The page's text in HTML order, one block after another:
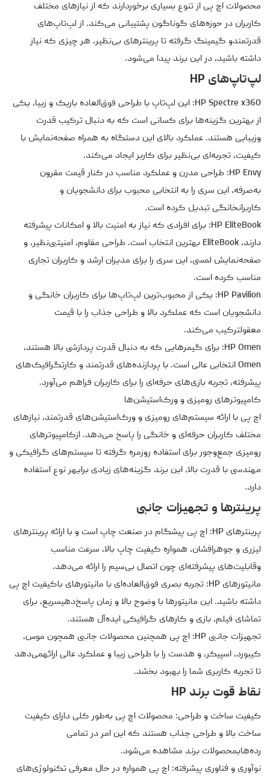
محصولات اچ پی از تنوع بسیاری برخوردارند که از نیازهای مختلف
کاربران در حوزه‌های گوناگون پشتیبانی می‌کند. از لپ‌تاپ‌های
قدرتمندو گیمینگ گرفته تا پرینترهای بی‌نظیر، هر چیزی که نیاز
داشته باشید، در این برند پیدا می‌شود.
لپ‌تاپ‌های HP
HP Spectre x360: این لپ‌تاپ با طراحی فوق‌العاده باریک و زیبا، یکی
از بهترین گزینه‌ها برای کسانی است که به دنبال ترکیب قدرت
وزیبایی هستند. عملکرد بالای این دستگاه به همراه صفحه‌نمایش با
کیفیت، تجربه‌ای بی‌نظیر برای کاربر ایجاد می‌کند.
HP Envy: طراحی مدرن و عملکرد مناسب در کنار قیمت مقرون
به‌صرفه، این سری را به انتخابی محبوب برای دانشجویان و
کاربرانخانگی تبدیل کرده است.
HP EliteBook: برای افرادی که نیاز به امنیت بالا و امکانات پیشرفته
دارند، EliteBook بهترین انتخاب است. طراحی مقاوم، امنیتبی‌نظیر، و
صفحه‌نمایش لمسی، این سری را برای مدیران ارشد و کاربران تجاری
مناسب کرده است.
HP Pavilion: یکی از محبوب‌ترین لپ‌تاپ‌ها برای کاربران خانگی و
دانشجویان است که عملکرد بالا و طراحی جذاب را با قیمت
معقولترکیب می‌کند.
HP Omen: برای گیمرهایی که به دنبال قدرت پردازشی بالا هستند،
Omen انتخابی عالی است. با پردازنده‌های قدرتمند و کارتگرافیک‌های
پیشرفته، تجربه بازی‌های حرفه‌ای را برای کاربران فراهم می‌آورد.
کامپیوترهای رومیزی و ورک‌استیشن‌ها
اچ پی با ارائه سیستم‌های رومیزی و ورک‌استیشن‌های قدرتمند، نیازهای
مختلف کاربران حرفه‌ای و خانگی را پاسخ می‌دهد. ازکامپیوترهای
رومیزی جمع‌وجور برای استفاده روزمره گرفته تا سیستم‌های گرافیکی و
مهندسی با قدرت بالا، این برند گزینه‌های زیادی برایهر نوع استفاده
دارد.
پرینترها و تجهیزات جانبی
پرینترهای HP: اچ پی پیشگام در صنعت چاپ است و با ارائه پرینترهای
لیزری و جوهرافشان، همواره کیفیت چاپ بالا، سرعت مناسب
وقابلیت‌های پیشرفته‌ای چون اتصال بی‌سیم را ارائه می‌دهد.
مانیتورهای HP: تجربه بصری فوق‌العاده‌ای با مانیتورهای باکیفیت اچ پی
داشته باشید. این مانیتورها با وضوح بالا و زمان پاسخ‌دهیسریع، برای
تماشای فیلم، بازی و کارهای گرافیکی ایده‌آل هستند.
تجهیزات جانبی HP: اچ پی همچنین محصولات جانبی همچون موس،
کیبورد، اسپیکر، و هدست را با طراحی زیبا و عملکرد عالی ارائهمی‌دهد
تا تجربه کاربری شما را بهبود بخشد.
نقاط قوت برند HP
کیفیت ساخت و طراحی: محصولات اچ پی به‌طور کلی دارای کیفیت
ساخت بالا و طراحی جذاب هستند که این امر در تمامی
رده‌هایمحصولات برند مشاهده می‌شود.
نوآوری و فناوری پیشرفته: اچ پی همواره در حال معرفی تکنولوژی‌های